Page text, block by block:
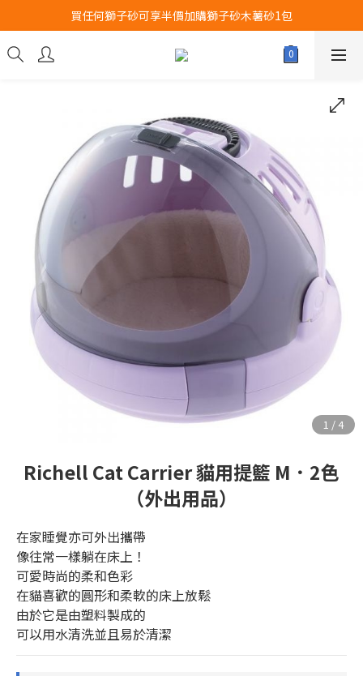
Airbuggy 全線現貨8折！立即點擊火速搶購
買任何獅子砂可享半價加購獅子砂木薯砂1包
Airbuggy 全線現貨8折！立即點擊火速搶購
Richell Cat Carrier 貓用提籃 M．2色
（外出用品）
在家睡覺亦可外出攜帶
像往常一樣躺在床上！
可愛時尚的柔和色彩
在貓喜歡的圓形和柔軟的床上放鬆
由於它是由塑料製成的
可以用水清洗並且易於清潔